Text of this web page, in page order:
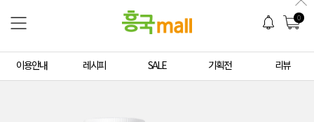
0
이용안내 레시피 SALE 기획전 리뷰